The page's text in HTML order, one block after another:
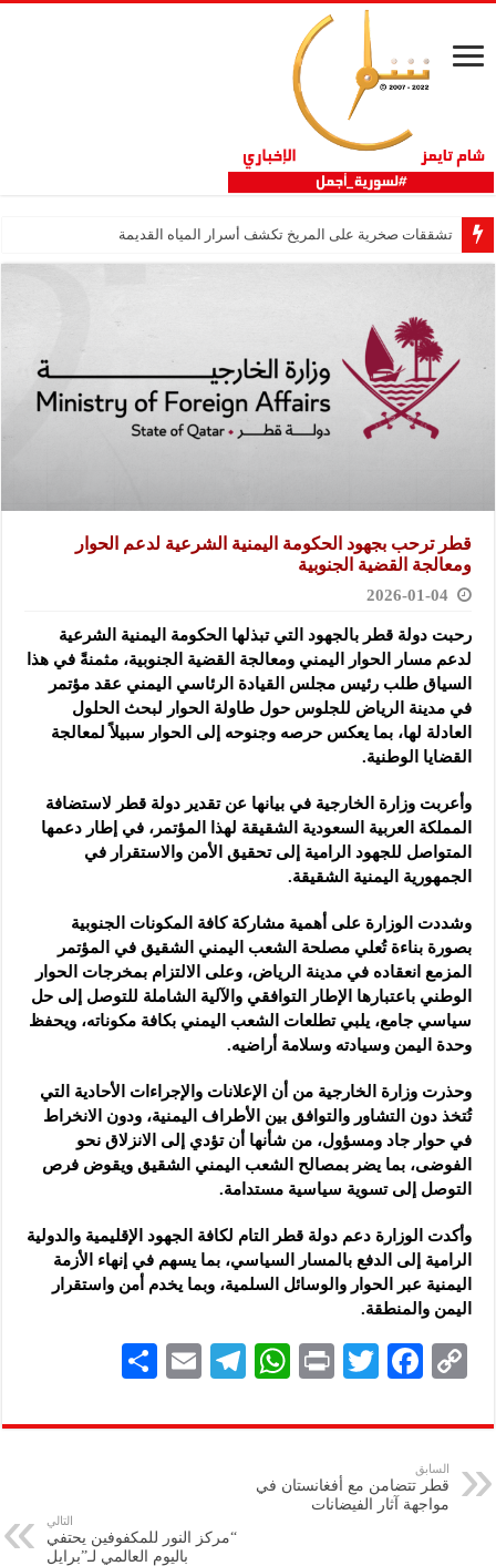
تشققات صخرية على المريخ تكشف أسرار المياه القديمة
قطر ترحب بجهود الحكومة اليمنية الشرعية لدعم الحوار
ومعالجة القضية الجنوبية
2026-01-04
رحبت دولة قطر بالجهود التي تبذلها الحكومة اليمنية الشرعية
لدعم مسار الحوار اليمني ومعالجة القضية الجنوبية، مثمنةً في هذا
السياق طلب رئيس مجلس القيادة الرئاسي اليمني عقد مؤتمر
في مدينة الرياض للجلوس حول طاولة الحوار لبحث الحلول
العادلة لها، بما يعكس حرصه وجنوحه إلى الحوار سبيلاً لمعالجة
القضايا الوطنية.
وأعربت وزارة الخارجية في بيانها عن تقدير دولة قطر لاستضافة
المملكة العربية السعودية الشقيقة لهذا المؤتمر، في إطار دعمها
المتواصل للجهود الرامية إلى تحقيق الأمن والاستقرار في
الجمهورية اليمنية الشقيقة.
وشددت الوزارة على أهمية مشاركة كافة المكونات الجنوبية
بصورة بناءة تُعلي مصلحة الشعب اليمني الشقيق في المؤتمر
المزمع انعقاده في مدينة الرياض، وعلى الالتزام بمخرجات الحوار
الوطني باعتبارها الإطار التوافقي والآلية الشاملة للتوصل إلى حل
سياسي جامع، يلبي تطلعات الشعب اليمني بكافة مكوناته، ويحفظ
وحدة اليمن وسيادته وسلامة أراضيه.
وحذرت وزارة الخارجية من أن الإعلانات والإجراءات الأحادية التي
تُتخذ دون التشاور والتوافق بين الأطراف اليمنية، ودون الانخراط
في حوار جاد ومسؤول، من شأنها أن تؤدي إلى الانزلاق نحو
الفوضى، بما يضر بمصالح الشعب اليمني الشقيق ويقوض فرص
التوصل إلى تسوية سياسية مستدامة.
وأكدت الوزارة دعم دولة قطر التام لكافة الجهود الإقليمية والدولية
الرامية إلى الدفع بالمسار السياسي، بما يسهم في إنهاء الأزمة
اليمنية عبر الحوار والوسائل السلمية، وبما يخدم أمن واستقرار
اليمن والمنطقة.
C
p
y
Li
F
eb
k
T
tt
er
P
nt
W
at
p
Te
gr
E
ai
ar
السابق
قطر تتضامن مع أفغانستان في
مواجهة آثار الفيضانات
التالي
“مركز النور للمكفوفين يحتفي
باليوم العالمي لـ”برايل